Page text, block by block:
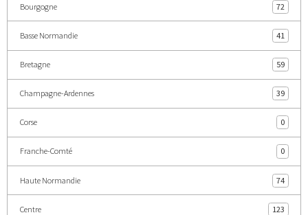
Bourgogne 72
Basse Normandie 41
Bretagne 59
Champagne-Ardennes 39
Corse 0
Franche-Comté 0
Haute Normandie 74
Centre 123